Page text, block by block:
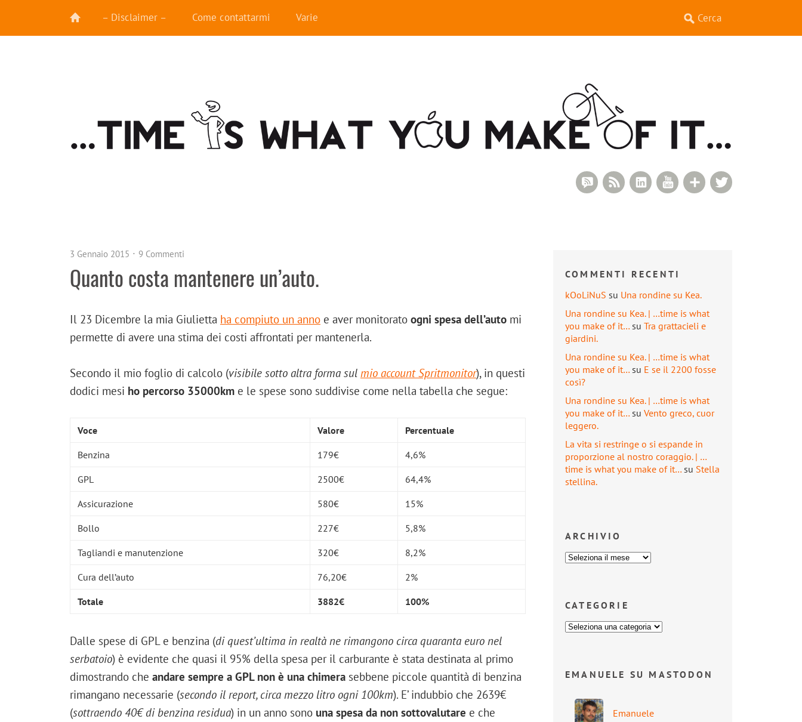
– Disclaimer – Come contattarmi Varie
Google+
YouTube
LinkedIn
RSS Feed
RSS Comments
3 Gennaio 2015 9 Commenti
Quanto costa mantenere un’auto.
Il 23 Dicembre la mia Giulietta ha compiuto un anno e aver monitorato ogni spesa dell’auto mi
permette di avere una stima dei costi affrontati per mantenerla.
Secondo il mio foglio di calcolo (visibile sotto altra forma sul mio account Spritmonitor), in questi
dodici mesi ho percorso 35000km e le spese sono suddivise come nella tabella che segue:
Voce Valore Percentuale
Benzina 179€ 4,6%
GPL 2500€ 64,4%
Assicurazione 580€ 15%
Bollo 227€ 5,8%
Tagliandi e manutenzione 320€ 8,2%
Cura dell’auto 76,20€ 2%
Totale 3882€ 100%
Dalle spese di GPL e benzina (di quest’ultima in realtà ne rimangono circa quaranta euro nel
serbatoio) è evidente che quasi il 95% della spesa per il carburante è stata destinata al primo
dimostrando che andare sempre a GPL non è una chimera sebbene piccole quantità di benzina
rimangano necessarie (secondo il report, circa mezzo litro ogni 100km). E’ indubbio che 2639€
(sottraendo 40€ di benzina residua) in un anno sono una spesa da non sottovalutare e che
COMMENTI RECENTI
kOoLiNuS su Una rondine su Kea.
Una rondine su Kea. | …time is what
you make of it… su Tra grattacieli e
giardini.
Una rondine su Kea. | …time is what
you make of it… su E se il 2200 fosse
così?
Una rondine su Kea. | …time is what
you make of it… su Vento greco, cuor
leggero.
La vita si restringe o si espande in
proporzione al nostro coraggio. | …
time is what you make of it… su Stella
stellina.
ARCHIVIO
CATEGORIE
EMANUELE SU MASTODON
Emanuele